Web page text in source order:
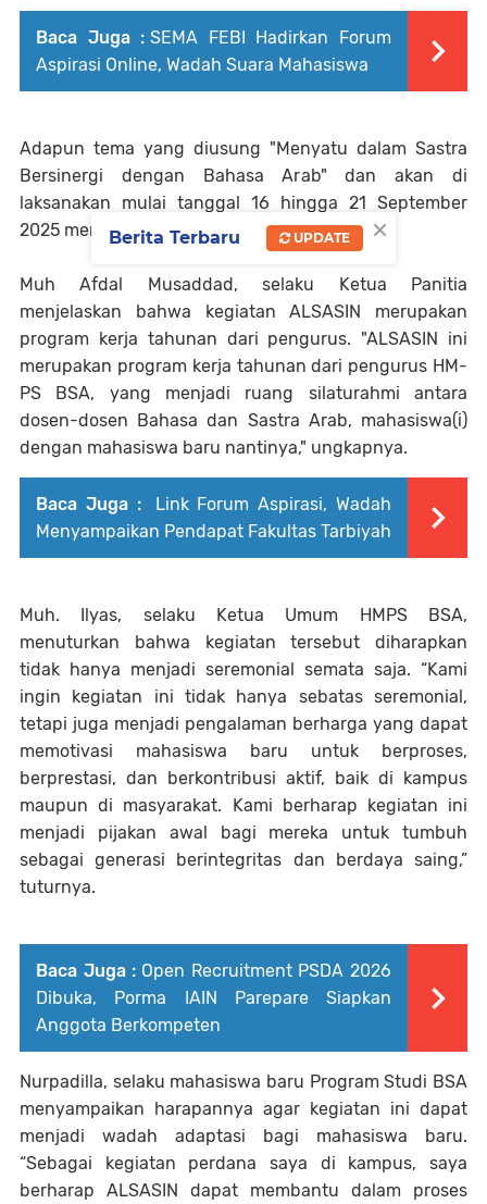
Baca Juga : SEMA FEBI Hadirkan Forum
Aspirasi Online, Wadah Suara Mahasiswa
Adapun tema yang diusung "Menyatu dalam Sastra
Bersinergi dengan Bahasa Arab" dan akan di
laksanakan mulai tanggal 16 hingga 21 September
2025 mendatang.
Muh Afdal Musaddad, selaku Ketua Panitia
menjelaskan bahwa kegiatan ALSASIN merupakan
program kerja tahunan dari pengurus. "ALSASIN ini
merupakan program kerja tahunan dari pengurus HM-
PS BSA, yang menjadi ruang silaturahmi antara
dosen-dosen Bahasa dan Sastra Arab, mahasiswa(i)
dengan mahasiswa baru nantinya," ungkapnya.
Baca Juga :
Link Forum Aspirasi, Wadah
Menyampaikan Pendapat Fakultas Tarbiyah
Muh. Ilyas, selaku Ketua Umum HMPS BSA,
menuturkan bahwa kegiatan tersebut diharapkan
tidak hanya menjadi seremonial semata saja. “Kami
ingin kegiatan ini tidak hanya sebatas seremonial,
tetapi juga menjadi pengalaman berharga yang dapat
memotivasi mahasiswa baru untuk berproses,
berprestasi, dan berkontribusi aktif, baik di kampus
maupun di masyarakat. Kami berharap kegiatan ini
menjadi pijakan awal bagi mereka untuk tumbuh
sebagai generasi berintegritas dan berdaya saing,”
tuturnya.
Baca Juga : Open Recruitment PSDA 2026
Dibuka, Porma IAIN Parepare Siapkan
Anggota Berkompeten
Nurpadilla, selaku mahasiswa baru Program Studi BSA
menyampaikan harapannya agar kegiatan ini dapat
menjadi wadah adaptasi bagi mahasiswa baru.
“Sebagai kegiatan perdana saya di kampus, saya
berharap ALSASIN dapat membantu dalam proses
×
Berita Terbaru UPDATE